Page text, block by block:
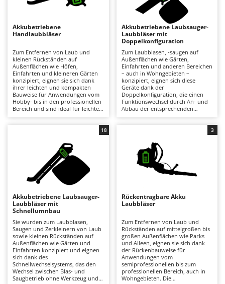
Anbaubagger Heckbagger für Traktoren
Aschesauger
Astkettensägen - Hochentaster
Astscheren
Atemschutzgeräte
Aufroller für Olivennetze
Aufschnittmaschinen
Auslegemulcher für Traktoren
Äxte - Beile und Spalthammer
Balkenmäher
Bandsägen
Batterieladegeräte - Starthilfegeräte
Baum- und Astscheren - manuell
Baumscheren - pneumatisch
Baumstumpffräsen
Bindezangen - elektrisch
Bodenfräsen für Traktor
ALA 2000
Alpina
Ama
Ambrogio Robot
Annovi Reverberi
ANTHBOT
Archman
Ariete
Artus
Attila
Ausonia
Awelco
B
Baesso
Bahco
Akkubetriebene
Handlaubbläser
Zum Entfernen von Laub und
kleinen Rückständen auf
Außenflächen wie Höfen,
Einfahrten und kleineren Gärten
konzipiert, eignen sie sich dank
ihrer leichten und kompakten
Bauweise für Anwendungen vom
Hobby- bis in den professionellen
Bereich und sind ideal für leichte,
gewährleistet eine hohe
Manövrierfähigkeit und schnelle
Einsatzbereitschaft und ist damit
besonders praktisch im Vergleich
zu Rückenmodellen. Gegenüber
elektrischen Geräten entfällt die
Einschränkung durch das Kabel,
während sie im Vergleich zu
Benzin-Geräten leiser,
wartungsärmer und emissionsfrei
sind. Für eine optimale Leistung
empfiehlt es sich, den Akku auch
bei längeren Stillstandszeiten
geladen zu halten und bei Bedarf
auszutauschen, um die
Arbeitsautonomie zu erhalten.
Akkubetriebene Laubsauger-
Laubbläser mit
Doppelkonfiguration
Zum Laubblasen, -saugen auf
Außenflächen wie Gärten,
Einfahrten und anderen Bereichen
– auch in Wohngebieten –
konzipiert, eignen sich diese
Geräte dank der
Doppelkonfiguration, die einen
Funktionswechsel durch An- und
Abbau der entsprechenden
Schnellumschaltung ist die
Konstruktion etwas aufwendiger,
gewährleistet jedoch eine ebenso
effiziente und gezielte
Arbeitsweise. Die Saug- und
Häckselfunktion ermöglicht eine
Rückstände und erleichtert deren
Entsorgung deutlich. Gegenüber
elektrischen Modellen bieten sie
sie im Vergleich zu Benzin-Geräten
emissionsfrei, leiser und
wartungsärmer sind. Für eine
optimale Leistung empfiehlt es
sich, den Akku geladen zu halten
und bei Bedarf auszutauschen, um
die Arbeitsautonomie zu sichern.
Akkubetriebene Laubsauger-
Laubbläser mit
Schnellumnbau
Sie wurden zum Laubblasen,
Saugen und Zerkleinern von Laub
sowie kleinen Rückständen auf
Außenflächen wie Gärten und
Einfahrten konzipiert und eignen
sich dank des
Schnellwechselsystems, das den
Wechsel zwischen Blas- und
Saugbetrieb ohne Werkzeug und
18
Rückentragbare Akku
Laubbläser
Zum Entfernen von Laub und
Rückständen auf mittelgroßen bis
großen Außenflächen wie Parks
und Alleen, eignen sie sich dank
der Rückenbauweise für
Anwendungen vom
semiprofessionellen bis zum
professionellen Bereich, auch in
Wohngebieten. Die
3